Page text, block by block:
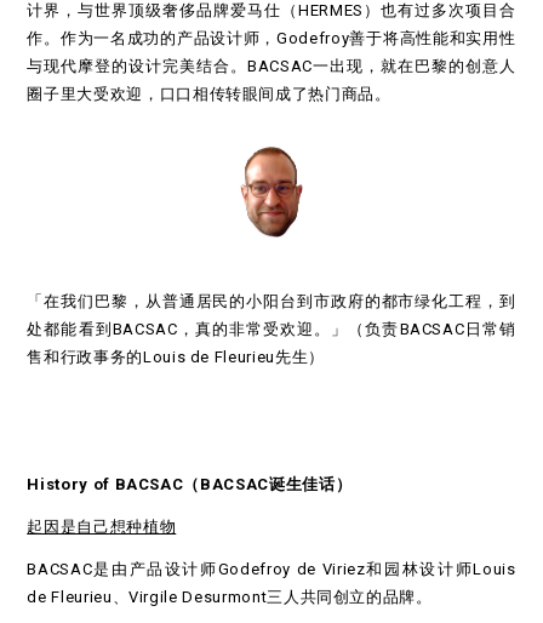
计界，与世界顶级奢侈品牌爱马仕（HERMES）也有过多次项目合
作。作为一名成功的产品设计师，Godefroy善于将高性能和实用性
与现代摩登的设计完美结合。BACSAC一出现，就在巴黎的创意人
圈子里大受欢迎，口口相传转眼间成了热门商品。
「在我们巴黎，从普通居民的小阳台到市政府的都市绿化工程，到
处都能看到BACSAC，真的非常受欢迎。」（负责BACSAC日常销
售和行政事务的Louis de Fleurieu先生）
History of BACSAC（BACSAC诞生佳话）
起因是自己想种植物
BACSAC是由产品设计师Godefroy de Viriez和园林设计师Louis
de Fleurieu、Virgile Desurmont三人共同创立的品牌。